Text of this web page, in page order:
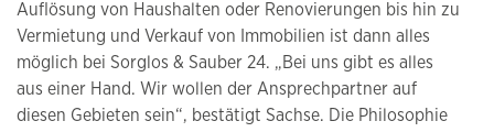
Auflösung von Haushalten oder Renovierungen bis hin zu
Vermietung und Verkauf von Immobilien ist dann alles
möglich bei Sorglos & Sauber 24. „Bei uns gibt es alles
aus einer Hand. Wir wollen der Ansprechpartner auf
diesen Gebieten sein“, bestätigt Sachse. Die Philosophie